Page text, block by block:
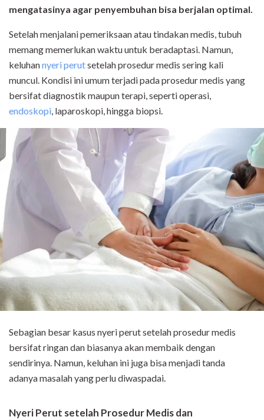
mengatasinya agar penyembuhan bisa berjalan optimal.
Setelah menjalani pemeriksaan atau tindakan medis, tubuh
memang memerlukan waktu untuk beradaptasi. Namun,
keluhannyeri perutsetelah prosedur medis sering kali
muncul. Kondisi ini umum terjadi pada prosedur medis yang
bersifat diagnostik maupun terapi, seperti operasi,
endoskopi, laparoskopi, hingga biopsi.
Sebagian besar kasus nyeri perut setelah prosedur medis
bersifat ringan dan biasanya akan membaik dengan
sendirinya. Namun, keluhan ini juga bisa menjadi tanda
adanya masalah yang perlu diwaspadai.
Nyeri Perut setelah Prosedur Medis dan